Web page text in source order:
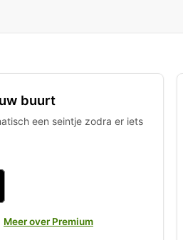
buurt
een seintje zodra er iets
Meer over Premium